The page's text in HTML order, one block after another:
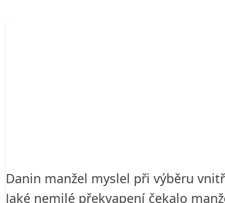
Danin manžel myslel při výběru
Jaké nemilé překvapení čekalo